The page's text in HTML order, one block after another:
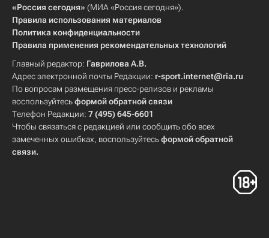
«Россия сегодня» (МИА «Россия сегодня»).
Правила использования материалов
Политика конфиденциальности
Правила применения рекомендательных технологий
Главный редактор: Гаврилова А.В.
Адрес электронной почты Редакции: r-sport.internet@ria.ru
По вопросам размещения пресс-релизов и рекламы
воспользуйтесьформой обратной связи
Телефон Редакции: 7 (495) 645-6601
Чтобы связаться с редакцией или сообщить обо всех
замеченных ошибках, воспользуйтесьформой обратной
связи.